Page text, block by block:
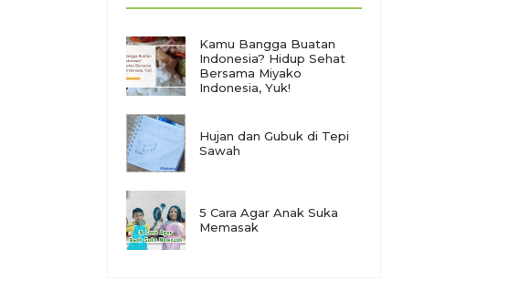
Kamu Bangga Buatan
Indonesia? Hidup Sehat
Bersama Miyako
Indonesia, Yuk!
Hujan dan Gubuk di Tepi
Sawah
5 Cara Agar Anak Suka
Memasak